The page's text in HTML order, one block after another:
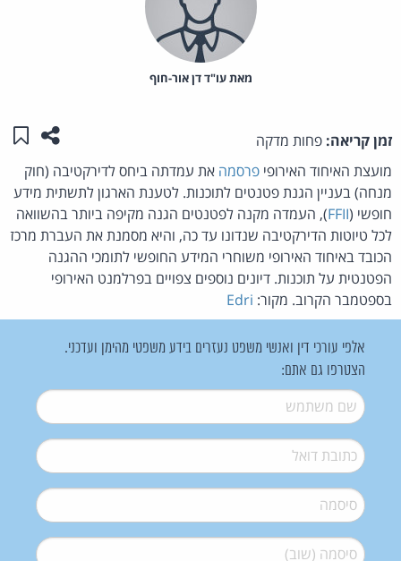
מאת‏ עו"ד דן אור-חוף
זמן קריאה: פחות מדקה שתפו
מועצת האיחוד האירופי פרסמה את עמדתה ביחס לדירקטיבה (חוק
מנחה) בעניין הגנת פטנטים לתוכנות. לטענת הארגון לתשתית מידע
חופשי (FFII), העמדה מקנה לפטנטים הגנה מקיפה ביותר בהשוואה
לכל טיוטות הדירקטיבה שנדונו עד כה, והיא מסמנת את העברת מרכז
הכובד באיחוד האירופי משוחרי המידע החופשי לתומכי ההגנה
הפטנטית על תוכנות. דיונים נוספים צפויים בפרלמנט האירופי
בספטמבר הקרוב. מקור: Edri
אלפי עורכי דין ואנשי משפט נעזרים בידע משפטי מהימן ועדכני.
הצטרפו גם אתם:
שם משתמש*
דואל*
סיסמה*
סיסמה (שוב)*